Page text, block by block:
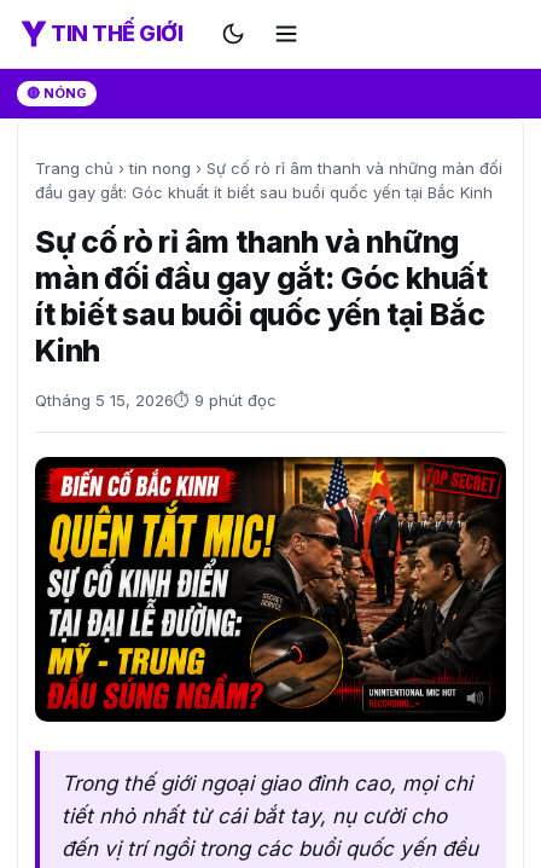
TIN THẾ GIỚI
🔴 NÓNG
Trang chủ ›tin nong › Sự cố rò rỉ âm thanh và những màn đối
đầu gay gắt: Góc khuất ít biết sau buổi quốc yến tại Bắc Kinh
Sự cố rò rỉ âm thanh và những
màn đối đầu gay gắt: Góc khuất
ít biết sau buổi quốc yến tại Bắc
Kinh
Qtháng 5 15, 2026⏱ 9 phút đọc
Trong thế giới ngoại giao đỉnh cao, mọi chi
tiết nhỏ nhất từ cái bắt tay, nụ cười cho
đến vị trí ngồi trong các buổi quốc yến đều